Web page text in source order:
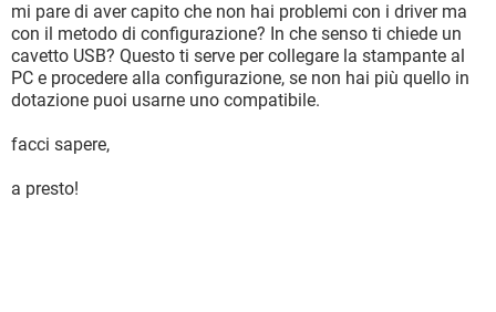
mi pare di aver capito che non hai problemi con i driver ma
con il metodo di configurazione? In che senso ti chiede un
cavetto USB? Questo ti serve per collegare la stampante al
PC e procedere alla configurazione, se non hai più quello in
dotazione puoi usarne uno compatibile.
facci sapere,
a presto!